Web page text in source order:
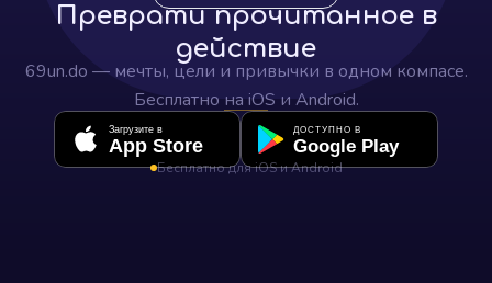
Преврати прочитанное в
действие
69un.do — мечты, цели и привычки в одном компасе.
Бесплатно на iOS и Android.
Загрузите в
App Store
ДОСТУПНО В
Google Play
Бесплатно для iOS и Android